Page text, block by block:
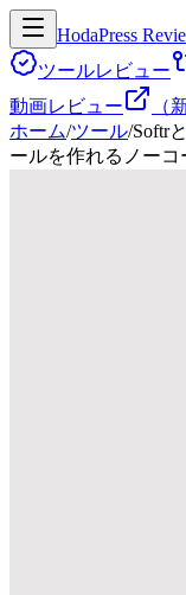
HodaPress
ツールレビュー
動画レビュー
（
ホーム/ツール/Softr
ールを作れるノーコ